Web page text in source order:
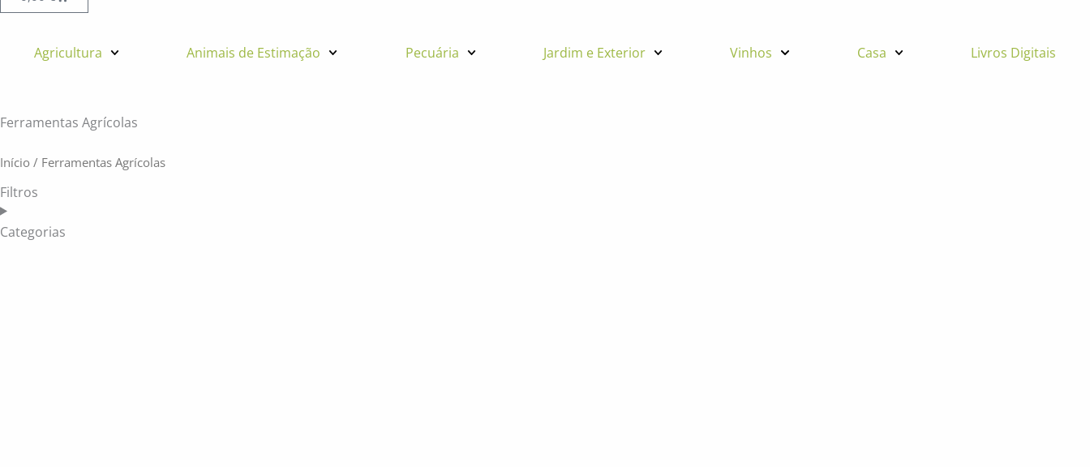
Agricultura Animais de Estimação Pecuária Jardim e Exterior Vinhos Casa Livros Digitais
Ferramentas Agrícolas
Início / Ferramentas Agrícolas
Filtros
Categorias